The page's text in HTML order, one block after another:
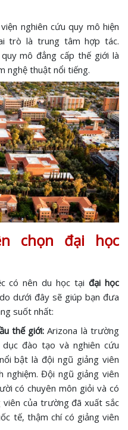
nghiên cứu quy mô hiện
trò là trung tâm hợp tác.
mô đẳng cấp thế giới là
nghệ thuật nổi tiếng.
chọn đại học
có nên du học tạiđại học
dưới đây sẽ giúp bạn đưa
suốt nhất:
thế giới: Arizona là trường
đào tạo và nghiên cứu
bật là đội ngũ giảng viên
nghiệm. Đội ngũ giảng viên
có chuyên môn giỏi và có
viên của trường đã xuất sắc
tế, thậm chí có giảng viên